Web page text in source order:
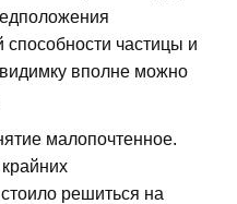
частицы и
вполне можно
малопочтенное.
решиться на